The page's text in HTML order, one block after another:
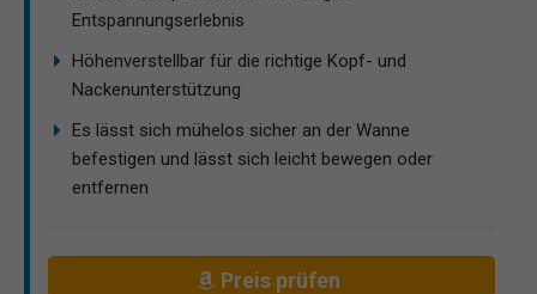
Entspannungserlebnis
Höhenverstellbar für die richtige Kopf- und
Nackenunterstützung
Es lässt sich mühelos sicher an der Wanne
befestigen und lässt sich leicht bewegen oder
entfernen
Preis prüfen